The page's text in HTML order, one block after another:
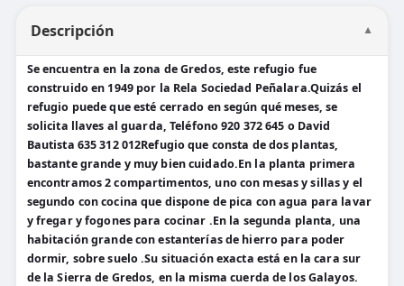
Descripción ▼
Se encuentra en la zona de Gredos, este refugio fue
construido en 1949 por la Rela Sociedad Peñalara.Quizás el
refugio puede que esté cerrado en según qué meses, se
solicita llaves al guarda, Teléfono 920 372 645 o David
Bautista 635 312 012Refugio que consta de dos plantas,
bastante grande y muy bien cuidado.En la planta primera
encontramos 2 compartimentos, uno con mesas y sillas y el
segundo con cocina que dispone de pica con agua para lavar
y fregar y fogones para cocinar .En la segunda planta, una
habitación grande con estanterías de hierro para poder
dormir, sobre suelo .Su situación exacta está en la cara sur
de la Sierra de Gredos, en la misma cuerda de los Galayos.